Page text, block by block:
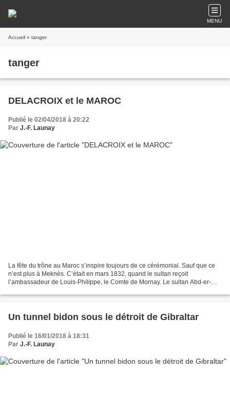
MENU
Accueil » tanger
tanger
DELACROIX et le MAROC
Publié le 02/04/2018 à 20:22
Par J.-F. Launay
La fête du trône au Maroc s’inspire toujours de ce cérémonial. Sauf que ce
n’est plus à Meknès. C’était en mars 1832, quand le sultan reçoit
l’ambassadeur de Louis-Philippe, le Comte de Mornay. Le sultan Abd-er-
Un tunnel bidon sous le détroit de Gibraltar
Publié le 16/01/2018 à 18:31
Par J.-F. Launay